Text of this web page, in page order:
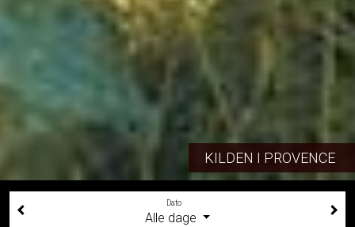
KILDEN I PROVENCE
Dato
Alle dage